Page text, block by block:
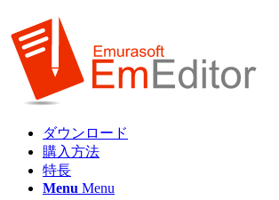
ダウンロード
購入方法
特長
Menu Menu